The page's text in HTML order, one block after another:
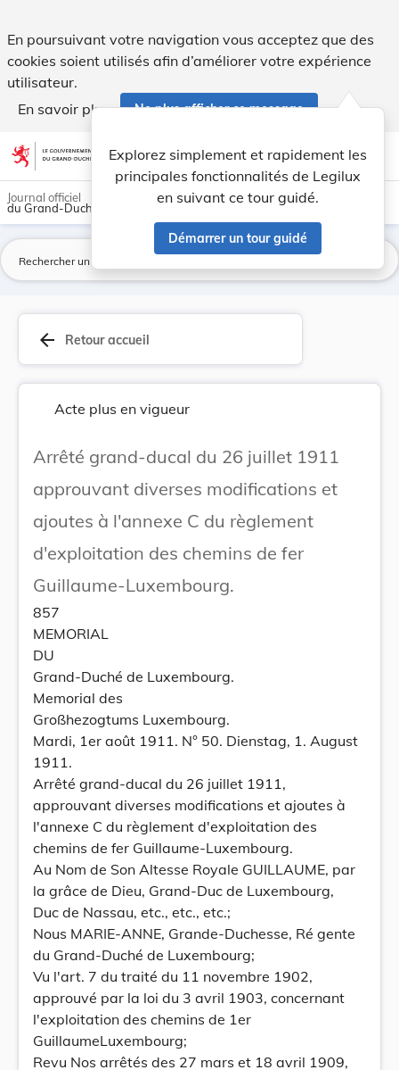
En poursuivant votre navigation vous acceptez que des
cookies soient utilisés afin d’améliorer votre expérience
utilisateur.
En savoir plus
Ne plus afficher ce message
Aller au contenu account_circle help Aide
Explorez simplement et rapidement les
principales fonctionnalités de Legilux
en suivant ce tour guidé.
Démarrer un tour guidé
light_mode dark_mode
Journal officiel
du Grand-Duché de Luxembourg
arrow_back Retour accueil
Acte plus en vigueur
Arrêté grand-ducal du 26 juillet 1911
approuvant diverses modifications et
ajoutes à l'annexe C du règlement
d'exploitation des chemins de fer
Guillaume-Luxembourg.
857
MEMORIAL
DU
Grand-Duché de Luxembourg.
Memorial des
Großhezogtums Luxembourg.
Mardi, 1er août 1911. N° 50. Dienstag, 1. August
1911.
Arrêté grand-ducal du 26 juillet 1911,
approuvant diverses modifications et ajoutes à
l'annexe C du règlement d'exploitation des
chemins de fer Guillaume-Luxembourg.
Au Nom de Son Altesse Royale GUILLAUME, par
la grâce de Dieu, Grand-Duc de Luxembourg,
Duc de Nassau, etc., etc., etc.;
Nous MARIE-ANNE, Grande-Duchesse, Ré gente
du Grand-Duché de Luxembourg;
Vu l'art. 7 du traité du 11 novembre 1902,
approuvé par la loi du 3 avril 1903, concernant
l'exploitation des chemins de 1er
GuillaumeLuxembourg;
Revu Nos arrêtés des 27 mars et 18 avril 1909,